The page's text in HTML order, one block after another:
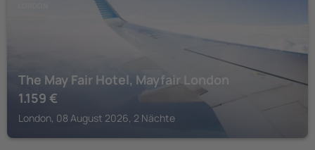
The May Fair Hotel, Mayfair London
1.159 €
London, 08 August 2026, 2 Nächte